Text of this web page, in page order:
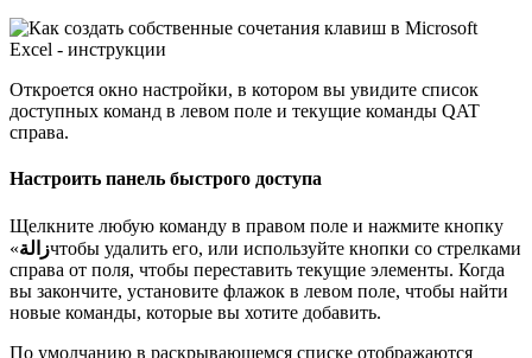
Откроется окно настройки, в котором вы увидите список
доступных команд в левом поле и текущие команды QAT
справа.
Настроить панель быстрого доступа
Щелкните любую команду в правом поле и нажмите кнопку
«زالةчтобы удалить его, или используйте кнопки со стрелками
справа от поля, чтобы переставить текущие элементы. Когда
вы закончите, установите флажок в левом поле, чтобы найти
новые команды, которые вы хотите добавить.
По умолчанию в раскрывающемся списке отображаются